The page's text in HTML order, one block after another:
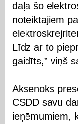
daļa šo
noteiktajiem
Līdz ar to
gaidīts,” viņš
Aksenoks
CSDD savu
ieņēmumiem,